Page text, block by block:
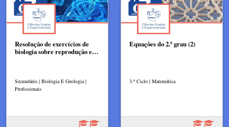
Resolução de exercícios de
biologia sobre reprodução e…
Secundário | Biologia E Geologia |
Profissionais
Equações do 2.º grau (2)
3.º Ciclo | Matemática